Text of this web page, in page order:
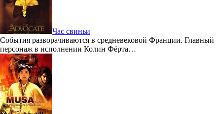
Час свиньи
События разворачиваются в средневековой Франции. Главный
персонаж в исполнении Колин Фёрта…